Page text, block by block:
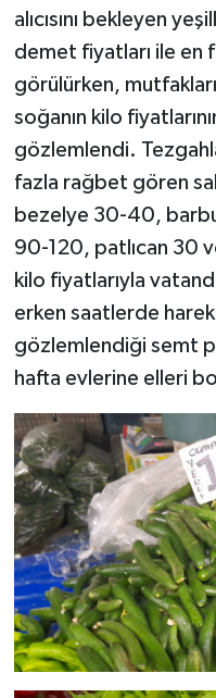
alıcısını bekleyen
demet fiyatları ile en
görülürken,
soğanın kilo
gözlemlendi.
fazla rağbet gören
bezelye 30-40,
90-120, patlıcan 30
kilo fiyatlarıyla
erken saatlerde
gözlemlendiği semt
hafta evlerine elleri